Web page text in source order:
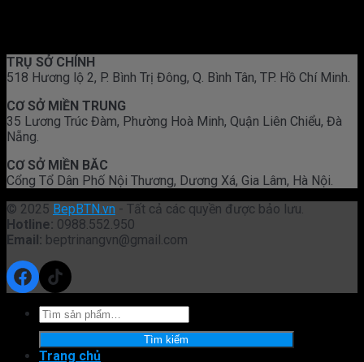
TRỤ SỞ CHÍNH
518 Hương lộ 2, P. Bình Trị Đông, Q. Bình Tân, TP. Hồ Chí Minh.
CƠ SỞ MIỀN TRUNG
35 Lương Trúc Đàm, Phường Hoà Minh, Quận Liên Chiểu, Đà
Nẵng.
CƠ SỞ MIỀN BĂC
Cổng Tổ Dân Phố Nội Thương, Dương Xá, Gia Lâm, Hà Nội.
© 2025 BepBTN.vn - Tất cả các quyền được bảo lưu.
Hotline: 0988.552.950
Email: beptrinangvn@gmail.com
Facebook
TikTok
Tìm
kiếm:
Tìm kiếm
Trang chủ